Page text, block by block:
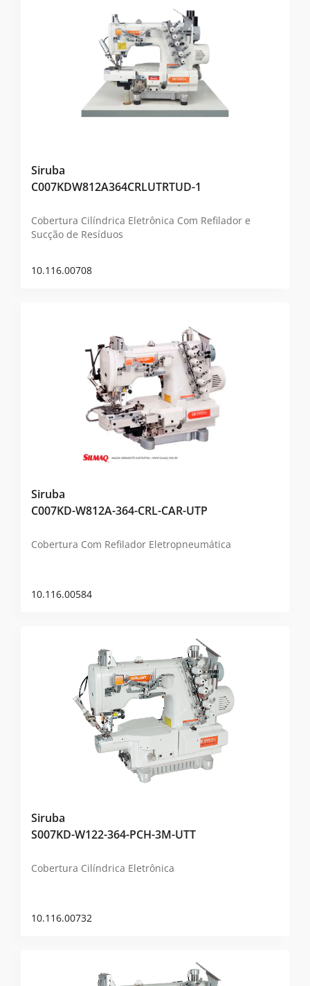
Siruba
C007KDW812A364CRLUTRTUD-1
Cobertura Cilíndrica Eletrônica Com Refilador e
Sucção de Resíduos
10.116.00708
Siruba
C007KD-W812A-364-CRL-CAR-UTP
Cobertura Com Refilador Eletropneumática
10.116.00584
Siruba
S007KD-W122-364-PCH-3M-UTT
Cobertura Cilíndrica Eletrônica
10.116.00732